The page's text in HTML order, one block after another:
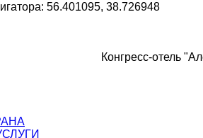
56.401095, 38.726948
Конгресс-отель